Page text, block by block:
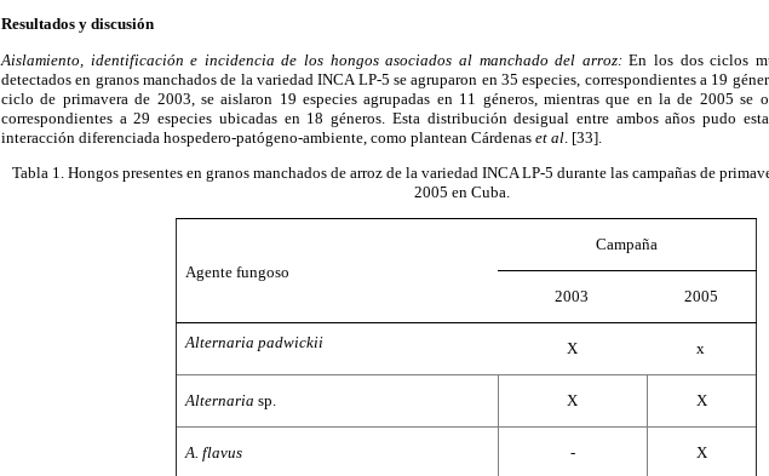
Resultados y discusión
Aislamiento, identificación e incidencia de los hongos asociados al manchado del arroz:En los dos ciclos
detectados en granos manchados de la variedad INCA LP-5 se agruparon en 35 especies, correspondientes a 19
ciclo de primavera de 2003, se aislaron 19 especies agrupadas en 11 géneros, mientras que en la de 2005 se
correspondientes a 29 especies ubicadas en 18 géneros. Esta distribución desigual entre ambos años pudo
interacción diferenciada hospedero-patógeno-ambiente, como plantean Cárdenas et al [33].
Tabla 1 . Hongos presentes en granos manchados de arroz de la variedad INCA LP-5 durante las campañas de
2005 en Cuba.
Agente fungoso
Campaña
2003 2005
Alternaria padwickii X x
Alternaria sp. X X
A. flavus - X